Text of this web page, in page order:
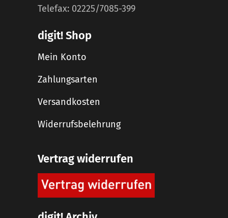
Telefax: 02225/7085-399
digit! Shop
Mein Konto
Zahlungsarten
Versandkosten
Widerrufsbelehrung
Vertrag widerrufen